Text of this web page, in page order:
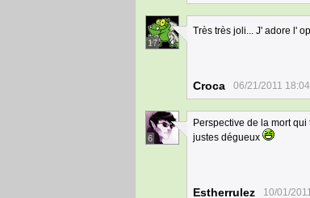
17
Très très joli... J' adore l'
Croca 06/21/2011
6
Perspective de la mort
justes dégueux
Estherrulez 10/01/